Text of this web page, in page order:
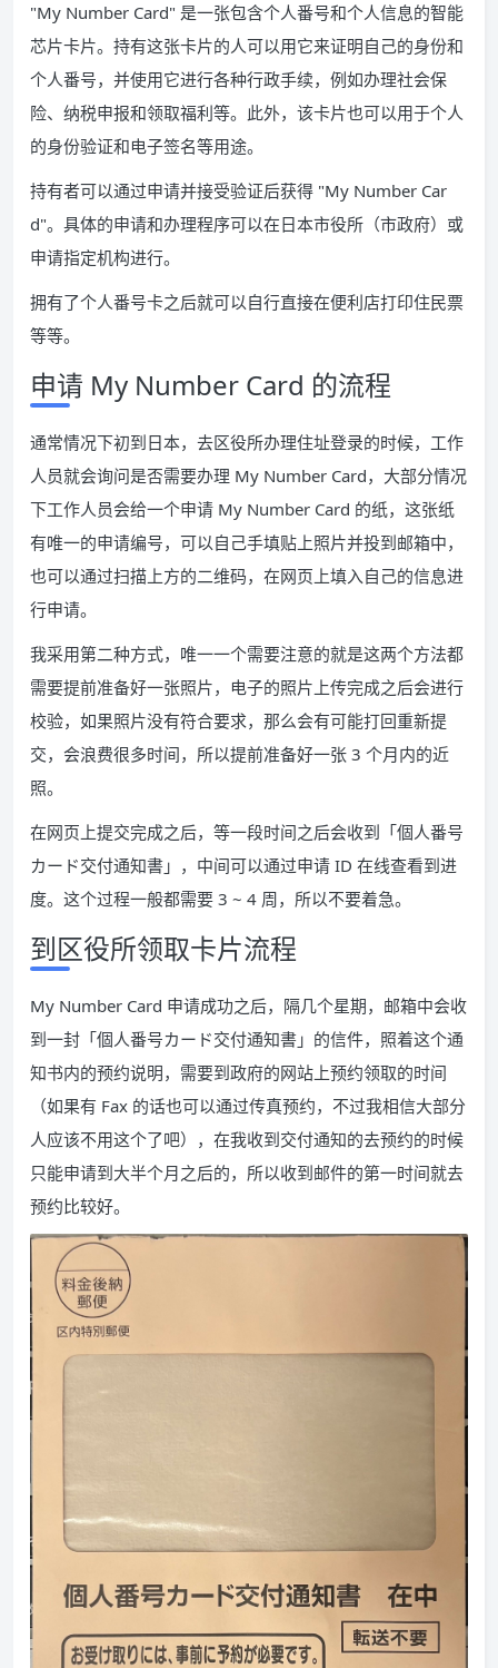
"My Number Card" 是一张包含个人番号和个人信息的智能
芯片卡片。持有这张卡片的人可以用它来证明自己的身份和
个人番号，并使用它进行各种行政手续，例如办理社会保
险、纳税申报和领取福利等。此外，该卡片也可以用于个人
的身份验证和电子签名等用途。
持有者可以通过申请并接受验证后获得 "My Number Car
d"。具体的申请和办理程序可以在日本市役所（市政府）或
申请指定机构进行。
拥有了个人番号卡之后就可以自行直接在便利店打印住民票
等等。
申请 My Number Card 的流程
通常情况下初到日本，去区役所办理住址登录的时候，工作
人员就会询问是否需要办理 My Number Card，大部分情况
下工作人员会给一个申请 My Number Card 的纸，这张纸
有唯一的申请编号，可以自己手填贴上照片并投到邮箱中，
也可以通过扫描上方的二维码，在网页上填入自己的信息进
行申请。
我采用第二种方式，唯一一个需要注意的就是这两个方法都
需要提前准备好一张照片，电子的照片上传完成之后会进行
校验，如果照片没有符合要求，那么会有可能打回重新提
交，会浪费很多时间，所以提前准备好一张 3 个月内的近
照。
在网页上提交完成之后，等一段时间之后会收到「個人番号
カード交付通知書」，中间可以通过申请 ID 在线查看到进
度。这个过程一般都需要 3 ~ 4 周，所以不要着急。
到区役所领取卡片流程
My Number Card 申请成功之后，隔几个星期，邮箱中会收
到一封「個人番号カード交付通知書」的信件，照着这个通
知书内的预约说明，需要到政府的网站上预约领取的时间
（如果有 Fax 的话也可以通过传真预约，不过我相信大部分
人应该不用这个了吧），在我收到交付通知的去预约的时候
只能申请到大半个月之后的，所以收到邮件的第一时间就去
预约比较好。